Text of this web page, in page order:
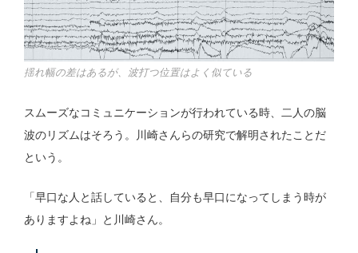
揺れ幅の差はあるが、波打つ位置はよく似ている
スムーズなコミュニケーションが行われている時、二人の脳
波のリズムはそろう。川崎さんらの研究で解明されたことだ
という。
「早口な人と話していると、自分も早口になってしまう時が
ありますよね」と川崎さん。